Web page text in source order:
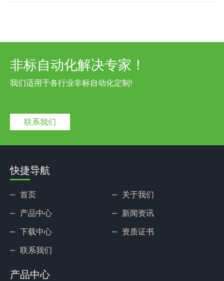
非标自动化解决专家！
我们适用于各行业非标自动化定制!
联系我们
快捷导航
首页
关于我们
产品中心
新闻资讯
下载中心
资质证书
联系我们
产品中心